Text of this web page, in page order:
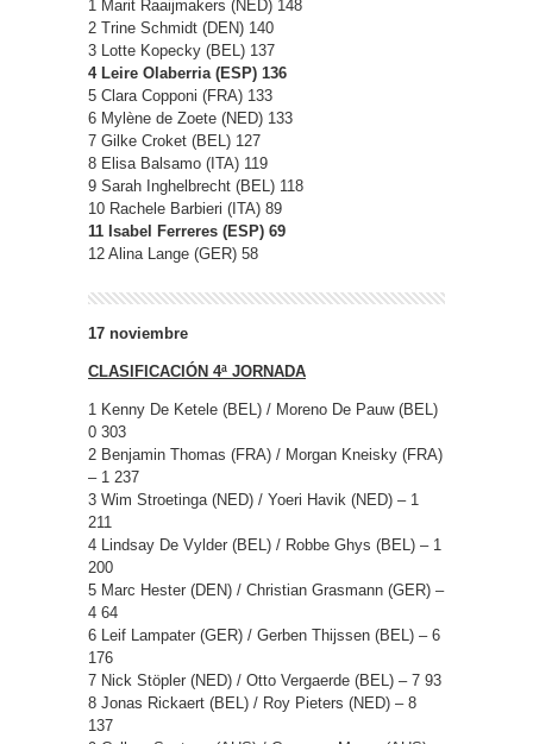
1 Marit Raaijmakers (NED) 148
2 Trine Schmidt (DEN) 140
3 Lotte Kopecky (BEL) 137
4 Leire Olaberria (ESP) 136
5 Clara Copponi (FRA) 133
6 Mylène de Zoete (NED) 133
7 Gilke Croket (BEL) 127
8 Elisa Balsamo (ITA) 119
9 Sarah Inghelbrecht (BEL) 118
10 Rachele Barbieri (ITA) 89
11 Isabel Ferreres (ESP) 69
12 Alina Lange (GER) 58
17 noviembre
CLASIFICACIÓN 4ª JORNADA
1 Kenny De Ketele (BEL) / Moreno De Pauw (BEL)
0 303
2 Benjamin Thomas (FRA) / Morgan Kneisky (FRA)
– 1 237
3 Wim Stroetinga (NED) / Yoeri Havik (NED) – 1
211
4 Lindsay De Vylder (BEL) / Robbe Ghys (BEL) – 1
200
5 Marc Hester (DEN) / Christian Grasmann (GER) –
4 64
6 Leif Lampater (GER) / Gerben Thijssen (BEL) – 6
176
7 Nick Stöpler (NED) / Otto Vergaerde (BEL) – 7 93
8 Jonas Rickaert (BEL) / Roy Pieters (NED) – 8
137